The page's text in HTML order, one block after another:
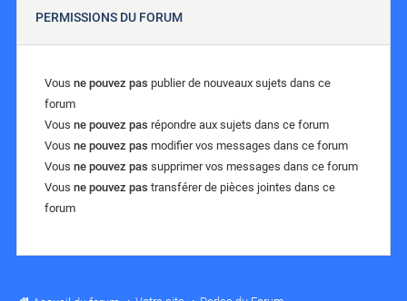
PERMISSIONS DU FORUM
Vous ne pouvez pas publier de nouveaux sujets dans ce
forum
Vous ne pouvez pas répondre aux sujets dans ce forum
Vous ne pouvez pas modifier vos messages dans ce forum
Vous ne pouvez pas supprimer vos messages dans ce forum
Vous ne pouvez pas transférer de pièces jointes dans ce
forum